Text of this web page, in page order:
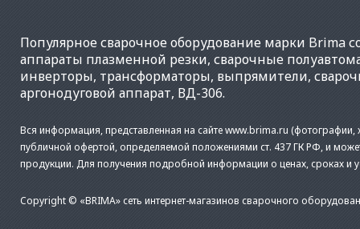
Популярноесварочное оборудование марки Brima
аппараты плазменной резки, сварочные
инверторы, трансформаторы, выпрямители,
аргонодуговой аппарат, ВД-306.
Вся информация, представленная на сайте www.brima.ru (фотографии,
публичной офертой, определяемой положениями ст. 437 ГК РФ, и
продукции. Для получения подробной информации о ценах, сроках и
Copyright © «BRIMA» сеть интернет-магазинов сварочного